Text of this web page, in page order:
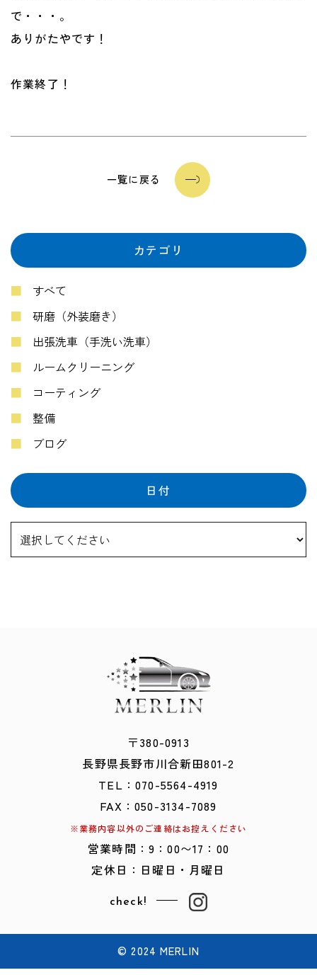
で・・・。
ありがたやです！
作業終了！
一覧に戻る
カテゴリ
すべて
研磨（外装磨き）
出張洗車（手洗い洗車）
ルームクリーニング
コーティング
整備
ブログ
日付
〒380-0913
​​​​​​​長野県長野市川合新田801-2
TEL：070-5564-4919
FAX：050-3134-7089
※業務内容以外のご連絡はお控えください
営業時間：9：00〜17：00
定休日：日曜日・月曜日
check!
© 2024 MERLIN